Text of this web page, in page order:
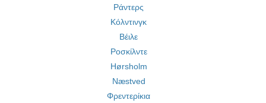
Ράντερς
Κόλντινγκ
Βέιλε
Ροσκίλντε
Hørsholm
Næstved
Φρεντερίκια